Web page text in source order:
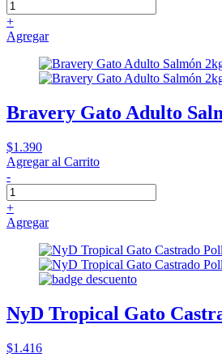
+
Agregar
Bravery Gato Adulto
$1.390
Agregar al Carrito
-
+
Agregar
NyD Tropical Gato
$1.416